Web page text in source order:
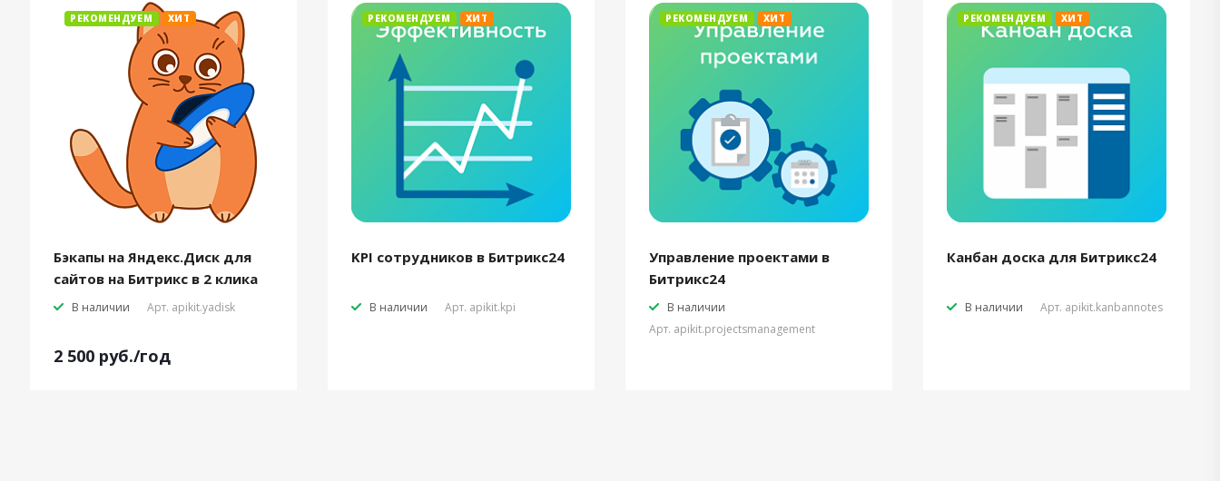
РЕКОМЕНДУЕМ ХИТ
Бэкапы на Яндекс.Диск для
сайтов на Битрикс в 2 клика
В наличии Арт. apikit.yadisk
2 500 руб./год
РЕКОМЕНДУЕМ ХИТ
KPI сотрудников в Битрикс24
В наличии Арт. apikit.kpi
РЕКОМЕНДУЕМ ХИТ
Управление проектами в
Битрикс24
В наличии
Арт. apikit.projectsmanagement
РЕКОМЕНДУЕМ ХИТ
Канбан доска для Битрикс24
В наличии Арт. apikit.kanbannotes